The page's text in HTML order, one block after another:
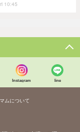
10:45
Instagram line
ムについて